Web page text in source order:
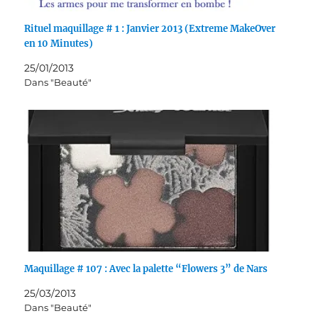
Rituel maquillage # 1 : Janvier 2013 (Extreme MakeOver
en 10 Minutes)
25/01/2013
Dans "Beauté"
Maquillage # 107 : Avec la palette “Flowers 3” de Nars
25/03/2013
Dans "Beauté"